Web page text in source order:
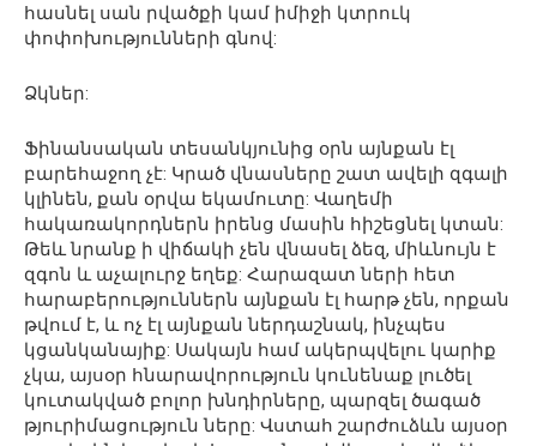
հասնել սան րվածքի կամ իմիջի կտրուկ
փոփոխությունների գնով:
Ձկներ:
Ֆինանսական տեսանկյունից օրն այնքան էլ
բարեհաջող չէ: Կրած վնասները շատ ավելի զգալի
կլինեն, քան օրվա եկամուտը: Վաղեմի
հակառակորդներն իրենց մասին հիշեցնել կտան:
Թեև նրանք ի վիճակի չեն վնասել ձեզ, միևնույն է
զգոն և աչալուրջ եղեք: Հարազատ ների հետ
հարաբերություններն այնքան էլ հարթ չեն, որքան
թվում է, և ոչ էլ այնքան ներդաշնակ, ինչպես
կցանկանայիք: Սակայն համ ակերպվելու կարիք
չկա, այսօր հնարավորություն կունենաք լուծել
կուտակված բոլոր խնդիրները, պարզել ծագած
թյուրիմացություն ները: Վստահ շարժուձևն այսօր